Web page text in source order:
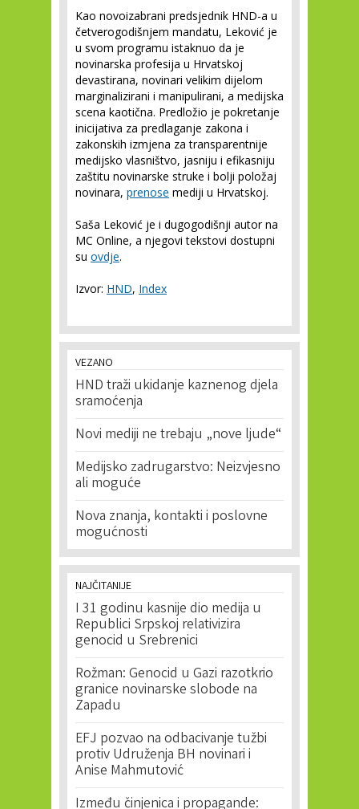
Kao novoizabrani predsjednik HND-a u
četverogodišnjem mandatu, Leković je
u svom programu istaknuo da je
novinarska profesija u Hrvatskoj
devastirana, novinari velikim dijelom
marginalizirani i manipulirani, a medijska
scena kaotična. Predložio je pokretanje
inicijativa za predlaganje zakona i
zakonskih izmjena za transparentnije
medijsko vlasništvo, jasniju i efikasniju
zaštitu novinarske struke i bolji položaj
novinara, prenose mediji u Hrvatskoj.
Saša Leković je i dugogodišnji autor na
MC Online, a njegovi tekstovi dostupni
su ovdje.
Izvor: HND, Index
VEZANO
HND traži ukidanje kaznenog djela
sramoćenja
Novi mediji ne trebaju „nove ljude“
Medijsko zadrugarstvo: Neizvjesno
ali moguće
Nova znanja, kontakti i poslovne
mogućnosti
NAJČITANIJE
I 31 godinu kasnije dio medija u
Republici Srpskoj relativizira
genocid u Srebrenici
Rožman: Genocid u Gazi razotkrio
granice novinarske slobode na
Zapadu
EFJ pozvao na odbacivanje tužbi
protiv Udruženja BH novinari i
Anise Mahmutović
Između činjenica i propagande: